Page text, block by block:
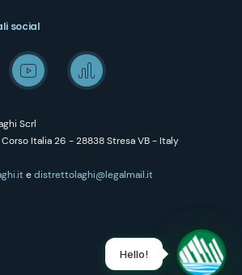
Scrl
Italia 26 - 28838 Stresa VB - Italy
edistrettolaghi@legalmail.it
social